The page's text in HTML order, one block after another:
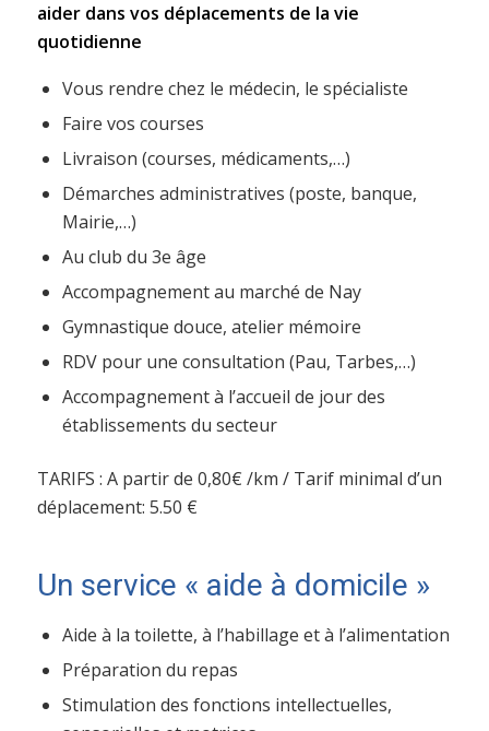
aider dans vos déplacements de la vie
quotidienne
Vous rendre chez le médecin, le spécialiste
Faire vos courses
Livraison (courses, médicaments,…)
Démarches administratives (poste, banque,
Mairie,…)
Au club du 3e âge
Accompagnement au marché de Nay
Gymnastique douce, atelier mémoire
RDV pour une consultation (Pau, Tarbes,…)
Accompagnement à l’accueil de jour des
établissements du secteur
TARIFS : A partir de 0,80€ /km / Tarif minimal d’un
déplacement: 5.50 €
Un service « aide à domicile »
Aide à la toilette, à l’habillage et à l’alimentation
Préparation du repas
Stimulation des fonctions intellectuelles,